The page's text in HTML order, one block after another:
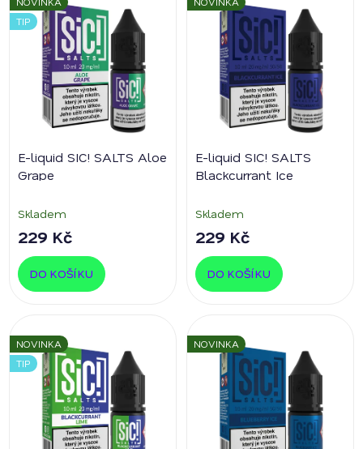
p
ů
p
i
u
ů
TIP
E-liquid SIC! SALTS Aloe
Grape
Skladem
229 Kč
DO KOŠÍKU
E-liquid SIC! SALTS
Blackcurrant Ice
Skladem
229 Kč
DO KOŠÍKU
NOVINKA
TIP
NOVINKA